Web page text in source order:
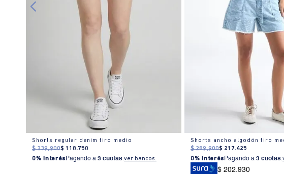
Shorts regular denim tiro medio
$ 239.900$ 118.750
0% Interés Pagando a3 cuotas.ver bancos.
Shorts ancho algodón tiro
$ 289.900$ 217.425
0% Interés Pagando a3 cuotas.
$ 202.930